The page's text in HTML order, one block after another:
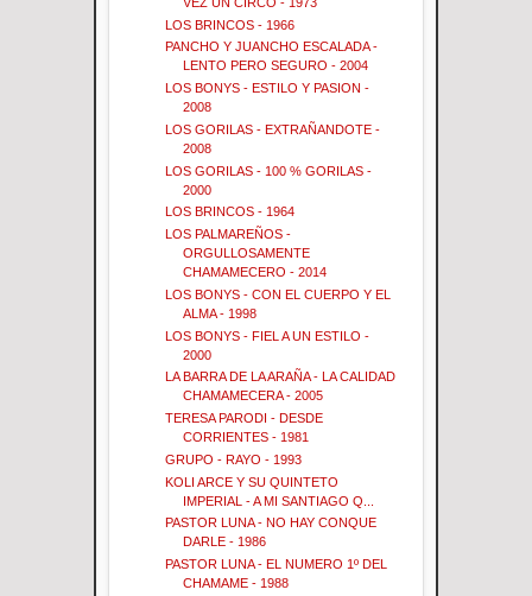
LOS BRINCOS - 1966
PANCHO Y JUANCHO ESCALADA -
LENTO PERO SEGURO - 2004
LOS BONYS - ESTILO Y PASION -
2008
LOS GORILAS - EXTRAÑANDOTE -
2008
LOS GORILAS - 100 % GORILAS -
2000
LOS BRINCOS - 1964
LOS PALMAREÑOS -
ORGULLOSAMENTE
CHAMAMECERO - 2014
LOS BONYS - CON EL CUERPO Y EL
ALMA - 1998
LOS BONYS - FIEL A UN ESTILO -
2000
LA BARRA DE LA ARAÑA - LA CALIDAD
CHAMAMECERA - 2005
TERESA PARODI - DESDE
CORRIENTES - 1981
GRUPO - RAYO - 1993
KOLI ARCE Y SU QUINTETO
IMPERIAL - A MI SANTIAGO Q...
PASTOR LUNA - NO HAY CONQUE
DARLE - 1986
PASTOR LUNA - EL NUMERO 1º DEL
CHAMAME - 1988